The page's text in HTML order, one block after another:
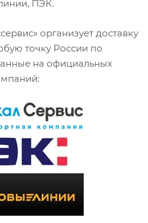
ПЭК.
организует доставку
точку России по
на официальных